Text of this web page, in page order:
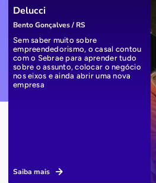
Delucci
Bento Gonçalves / RS
Sem saber muito sobre
empreendedorismo, o casal contou
com o Sebrae para aprender tudo
sobre o assunto, colocar o negócio
nos eixos e ainda abrir uma nova
empresa
Saiba mais